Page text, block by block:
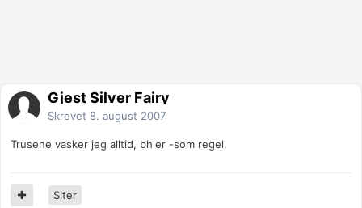
Gjest Silver Fairy
Skrevet 8. august 2007
Trusene vasker jeg alltid, bh'er -som regel.
Siter